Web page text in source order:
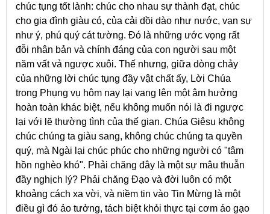
chúc tụng tốt lành: chúc cho nhau sự thành đạt, chúc
cho gia đình giàu có, của cải dồi dào như nước, vạn sự
như ý, phú quý cát tường. Đó là những ước vọng rất
đỗi nhân bản và chính đáng của con người sau một
năm vất vả ngược xuôi. Thế nhưng, giữa dòng chảy
của những lời chúc tụng đầy vật chất ấy, Lời Chúa
trong Phụng vụ hôm nay lại vang lên một âm hưởng
hoàn toàn khác biệt, nếu không muốn nói là đi ngược
lại với lẽ thường tình của thế gian. Chúa Giêsu không
chúc chúng ta giàu sang, không chúc chúng ta quyền
quý, mà Ngài lại chúc phúc cho những người có "tâm
hồn nghèo khó". Phải chăng đây là một sự mâu thuẫn
đầy nghịch lý? Phải chăng Đạo và đời luôn có một
khoảng cách xa vời, và niềm tin vào Tin Mừng là một
điều gì đó ảo tưởng, tách biệt khỏi thực tại cơm áo gạo